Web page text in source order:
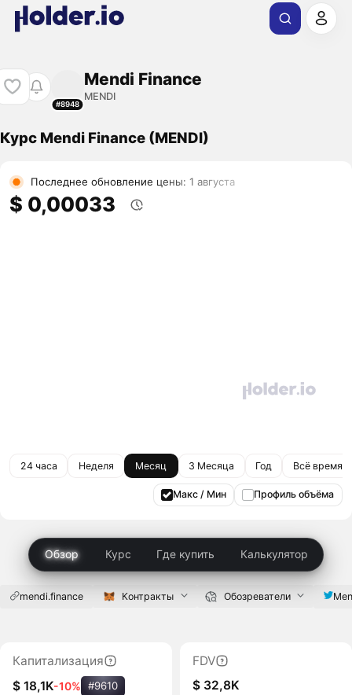
#8948
Mendi Finance
MENDI
Курс Mendi Finance (MENDI)
Последнее обновление цены: 1 августа
$ 0,00033
24 часа Неделя Месяц 3 Месяца Год Всё время
Макс / Мин Профиль объёма
Обзор Курс Где купить Калькулятор
mendi.finance Контракты Обозреватели
Капитализация
$ 18,1K-10% #9610
FDV
$ 32,8K